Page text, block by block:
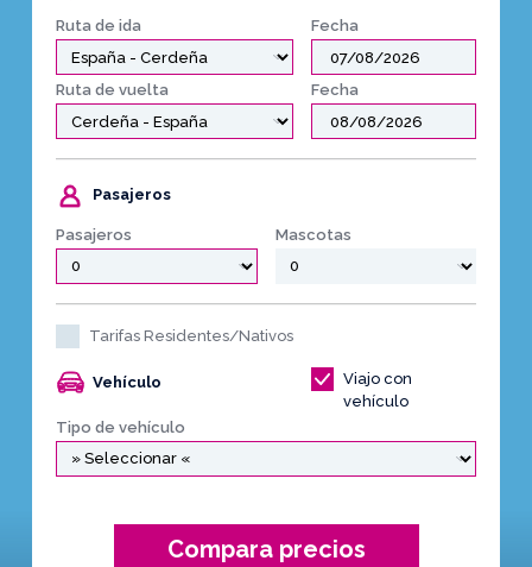
Ruta de ida Fecha
Ruta de vuelta Fecha
Pasajeros
Pasajeros Mascotas
Tarifas Residentes/Nativos
Vehículo
Viajo con
vehículo
Tipo de vehículo
Compara precios